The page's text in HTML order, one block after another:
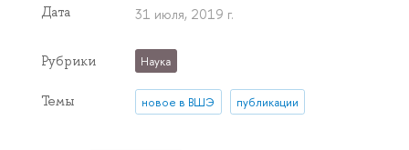
Дата 31 июля, 2019 г.
Рубрики Наука
Темы новое в ВШЭ публикации